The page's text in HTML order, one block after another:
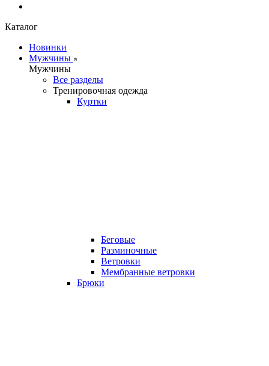
Каталог
Новинки
Мужчины
Мужчины
Все разделы
Тренировочная одежда
Куртки
Беговые
Разминочные
Ветровки
Мембранные ветровки
Брюки